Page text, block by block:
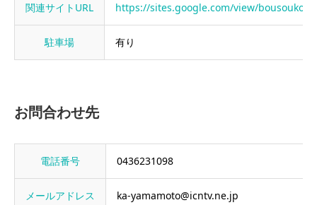
関連サイトURL https://sites.google.com/view/
駐車場 有り
お問合わせ先
電話番号 0436231098
メールアドレス ka-yamamoto@icntv.ne.jp